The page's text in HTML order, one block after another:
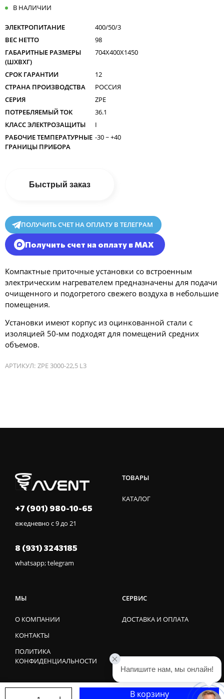
В корзину
В НАЛИЧИИ
ЭЛЕКТРОПИТАНИЕ
400/50/3
ВЕС НЕТТО
98
ГАБАРИТНЫЕ РАЗМЕРЫ
(ШXВXГ)
704X400X1450
СРОК ГАРАНТИИ
12
СТРАНА ПРОИЗВОДСТВА
РОССИЯ
СЕРИЯ
ZPE
ПОТРЕБЛЯЕМЫЙ ТОК
36.1
КЛАСС ЭЛЕКТРОЗАЩИТЫ
I
РАБОЧИЕ ТЕМПЕРАТУРНЫЕ
ГРАНИЦЫ ПРИБОРА
-30 ~ +40
Быстрый заказ
ПОЛУЧИТЬ СЧЕТ НА ОПЛАТУ В ТЕЛЕГРАМ
Получить счет на оплату в MAX
Компактные приточные установки со встроенным
электрическим нагревателем предназначены для подачи
очищенного и подогретого свежего воздуха в небольшие
помещения.
Установки имеют корпус из оцинкованной стали с
изоляцией 50-мм подходят для помещений средних
объемов.
АРТИКУЛ: ZPE 3000-22,5 L3
+7 (901) 980-10-65
ежедневно с 9 до 21
8 (931) 3243185
whatsapp; telegram
ТОВАРЫ
КАТАЛОГ
МЫ
О КОМПАНИИ
КОНТАКТЫ
ПОЛИТИКА
КОНФИДЕНЦИАЛЬНОСТИ
СЕРВИС
ДОСТАВКА И ОПЛАТА
Напишите нам, мы онлайн!